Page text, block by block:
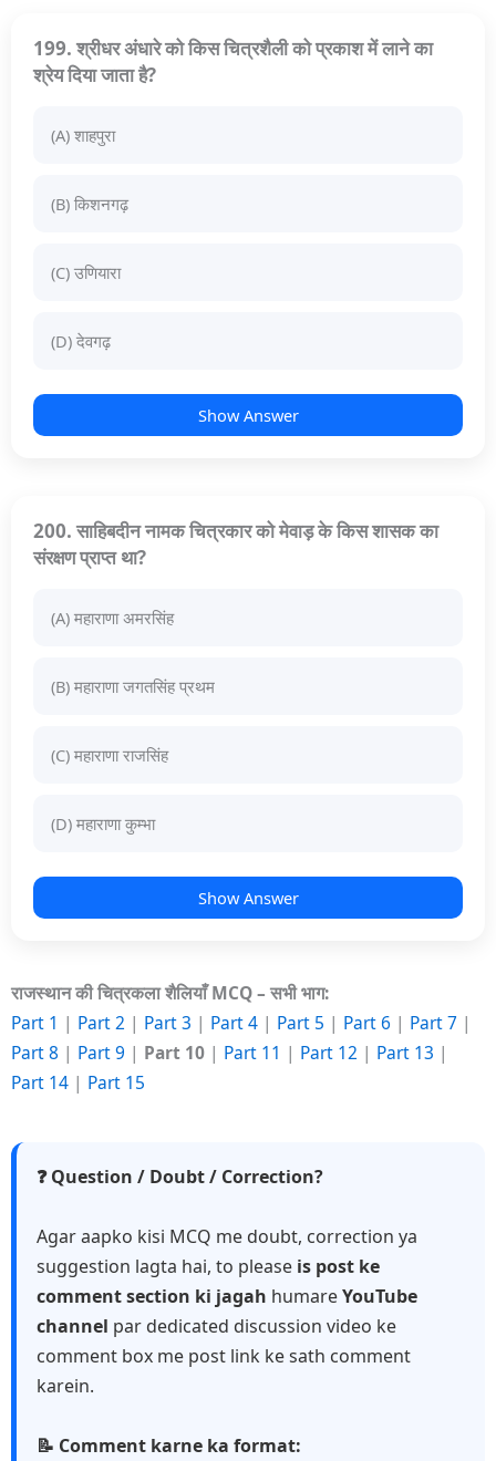
199. श्रीधर अंधारे को किस चित्रशैली को प्रकाश में लाने का
श्रेय दिया जाता है?
(A) शाहपुरा
(B) किशनगढ़
(C) उणियारा
(D) देवगढ़
Show Answer
200. साहिबदीन नामक चित्रकार को मेवाड़ के किस शासक का
संरक्षण प्राप्त था?
(A) महाराणा अमरसिंह
(B) महाराणा जगतसिंह प्रथम
(C) महाराणा राजसिंह
(D) महाराणा कुम्भा
Show Answer
राजस्थान की चित्रकला शैलियाँ MCQ – सभी भाग:
Part 1 | Part 2 | Part 3 | Part 4 | Part 5 | Part 6 | Part 7 |
Part 8 | Part 9 | Part 10 | Part 11 | Part 12 | Part 13 |
Part 14 | Part 15
❓ Question / Doubt / Correction?
Agar aapko kisi MCQ me doubt, correction ya
suggestion lagta hai, to please is post ke
comment section ki jagah humareYouTube
channel par dedicated discussion video ke
comment box me post link ke sath comment
karein.
📝 Comment karne ka format: